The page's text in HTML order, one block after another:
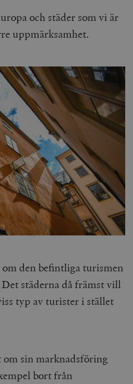
och städer som vi är
uppmärksamhet.
den befintliga turismen
städerna då främst vill
typ av turister i stället
sin marknadsföring
bort från